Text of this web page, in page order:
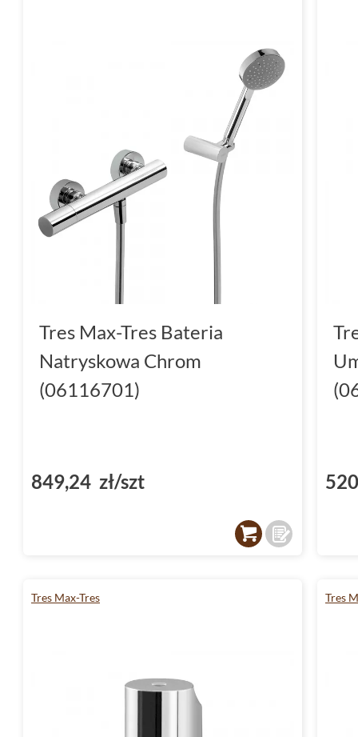
Tres Max-Tres Bateria
Natryskowa Chrom
(06116701)
849,24 zł/szt
Tres Max-Tres Tres